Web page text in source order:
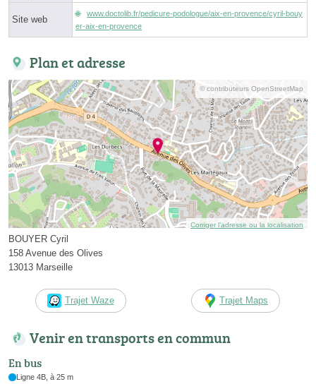
Site web
www.doctolib.fr/pedicure-podologue/aix-en-provence/cyril-bouy
er-aix-en-provence
Plan et adresse
© contributeurs OpenStreetMap
Corriger l’adresse ou la localisation
BOUYER Cyril
158 Avenue des Olives
13013 Marseille
Trajet Waze Trajet Maps
Venir en transports en commun
En bus
Ligne 4B, à 25 m